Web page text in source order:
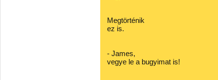
Megtörténik
ez is.
- James,
vegye le a bugyimat is!